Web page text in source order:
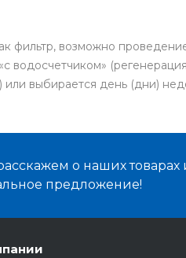
фильтр, возможно
водосчетчиком»
выбирается день (дни)
о наших товарах
предложение!